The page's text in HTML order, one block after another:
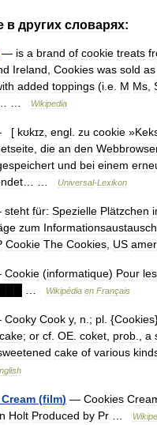
в других словарях:
— is a brand of cookie treats
Ireland Cookies was sold as
added toppings (i e M Ms
Wikipedia
[ kʊkɪz engl zu cookie »
die an den
und bei einem
Universal-Lexikon
steht für: Spezielle Plätzchen
zum Informationsaustausch
Cookie The Cookies US
Cookie (informatique) Pour les
Wikipédia en Français
Cooky Cook y, n .; pl . {Cookies
cake; or cf OE coket prob a
cake of various
Cream (film) — Cookies
Holt Produced by Pr